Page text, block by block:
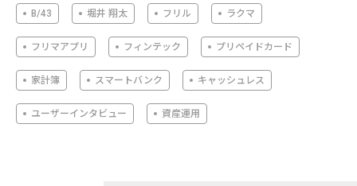
B/43 堀井 翔太 フリル ラクマ
フリマアプリ フィンテック プリペイドカード
家計簿 スマートバンク キャッシュレス
ユーザーインタビュー 資産運用